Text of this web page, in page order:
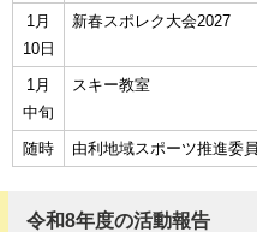
1月
10日
新春スポレク大会2027
1月
中旬
スキー教室
随時 由利地域スポーツ推進委
令和8年度の活動報告